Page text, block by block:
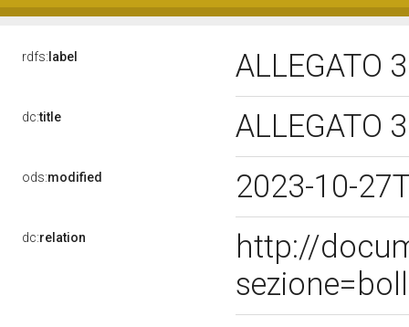
rdfs: label ALLEGATO
dc:title ALLEGATO
ods:modified 2023-10-
dc:relation
http://